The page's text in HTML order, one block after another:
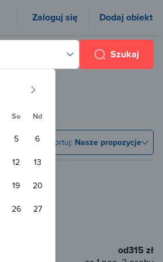
Zaloguj się Dodaj obiekt
So Nd
5
6
12
13
19
20
26
27
Szukaj
Sortuj: Nasze propozycje
od315 zł